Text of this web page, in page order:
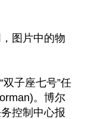
图片中的物
子座七号”任
。博尔
控制中心报